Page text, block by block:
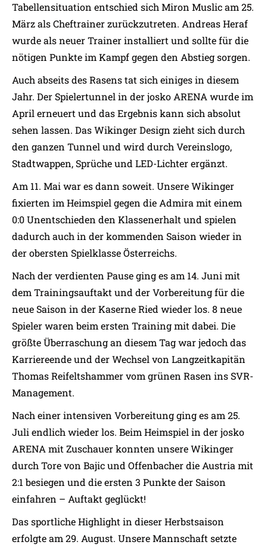
Tabellensituation entschied sich Miron Muslic am 25.
März als Cheftrainer zurückzutreten. Andreas Heraf
wurde als neuer Trainer installiert und sollte für die
nötigen Punkte im Kampf gegen den Abstieg sorgen.
Auch abseits des Rasens tat sich einiges in diesem
Jahr. Der Spielertunnel in der josko ARENA wurde im
April erneuert und das Ergebnis kann sich absolut
sehen lassen. Das Wikinger Design zieht sich durch
den ganzen Tunnel und wird durch Vereinslogo,
Stadtwappen, Sprüche und LED-Lichter ergänzt.
Am 11. Mai war es dann soweit. Unsere Wikinger
fixierten im Heimspiel gegen die Admira mit einem
0:0 Unentschieden den Klassenerhalt und spielen
dadurch auch in der kommenden Saison wieder in
der obersten Spielklasse Österreichs.
Nach der verdienten Pause ging es am 14. Juni mit
dem Trainingsauftakt und der Vorbereitung für die
neue Saison in der Kaserne Ried wieder los. 8 neue
Spieler waren beim ersten Training mit dabei. Die
größte Überraschung an diesem Tag war jedoch das
Karriereende und der Wechsel von Langzeitkapitän
Thomas Reifeltshammer vom grünen Rasen ins SVR-
Management.
Nach einer intensiven Vorbereitung ging es am 25.
Juli endlich wieder los. Beim Heimspiel in der josko
ARENA mit Zuschauer konnten unsere Wikinger
durch Tore von Bajic und Offenbacher die Austria mit
2:1 besiegen und die ersten 3 Punkte der Saison
einfahren – Auftakt geglückt!
Das sportliche Highlight in dieser Herbstsaison
erfolgte am 29. August. Unsere Mannschaft setzte